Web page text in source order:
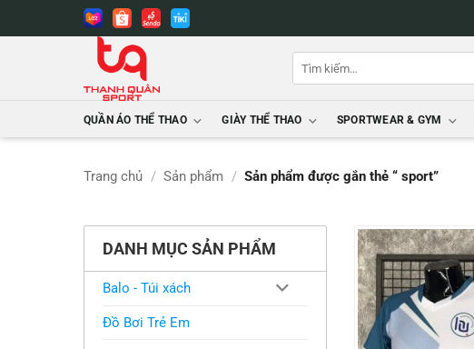
Tìm
QUẦN ÁO THỂ THAO GIÀY THỂ THAO SPORTWEAR & GYM
Trang chủ / Sản phẩm / Sản phẩm được gắn thẻ “ sport”
DANH MỤC SẢN PHẨM
Balo - Túi xách
Đồ Bơi Trẻ Em